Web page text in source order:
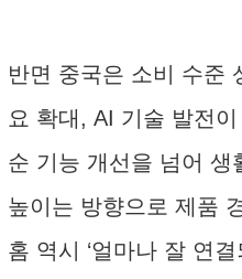
반면 중국은 소비 수준
요 확대, AI 기술 발전
순 기능 개선을 넘어 생
높이는 방향으로 제품
홈 역시 ‘얼마나 잘 연결